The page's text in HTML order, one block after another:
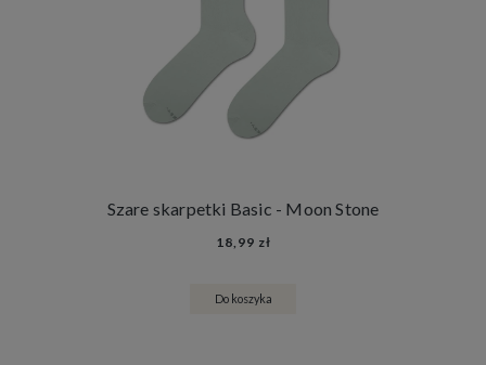
Szare skarpetki Basic - Moon Stone
18,99 zł
Do koszyka